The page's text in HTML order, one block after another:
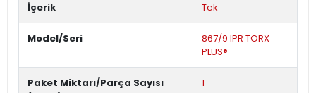
İçerik Tek
Model/Seri
867/9 IPR TORX
PLUS®
Paket Miktarı/Parça Sayısı
1